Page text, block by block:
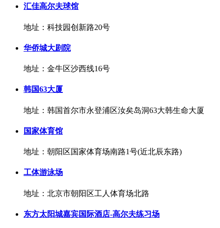
汇佳高尔夫球馆
地址：科技园创新路20号
华侨城大剧院
地址：金牛区沙西线16号
韩国63大厦
地址：韩国首尔市永登浦区汝矣岛洞63大韩生命大厦
国家体育馆
地址：朝阳区国家体育场南路1号(近北辰东路)
工体游泳场
地址：北京市朝阳区工人体育场北路
东方太阳城嘉宾国际酒店-高尔夫练习场